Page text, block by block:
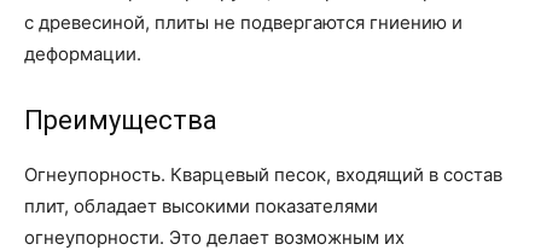
с древесиной, плиты не подвергаются гниению и
деформации.
Преимущества
Огнеупорность. Кварцевый песок, входящий в состав
плит, обладает высокими показателями
огнеупорности. Это делает возможным их